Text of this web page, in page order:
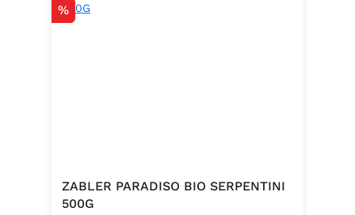
Rabatt
%
ZABLER PARADISO BIO SERPENTINI
500G